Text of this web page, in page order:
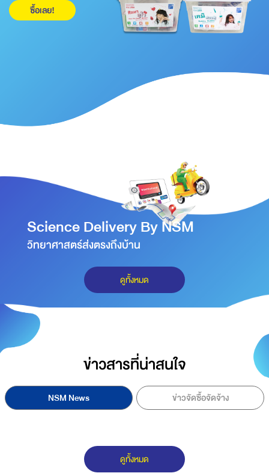
ซื้อเลย!
Science Delivery By NSM
วิทยาศาสตร์ส่งตรงถึงบ้าน
ดูทั้งหมด
ข่าวสารที่น่าสนใจ
NSM News ข่าวจัดซื้อจัดจ้าง
ดูทั้งหมด